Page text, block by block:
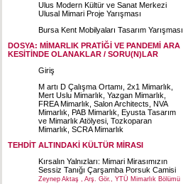
Ulus Modern Kültür ve Sanat Merkezi
Ulusal Mimari Proje Yarışması
Bursa Kent Mobilyaları Tasarım Yarışması
DOSYA: MİMARLIK PRATİĞİ VE PANDEMİ ARA
KESİTİNDE OLANAKLAR / SORU(N)LAR
Giriş
M artı D Çalışma Ortamı, 2x1 Mimarlık,
Mert Uslu Mimarlık, Yazgan Mimarlık,
FREA Mimarlık, Salon Architects, NVA
Mimarlık, PAB Mimarlık, Eyusta Tasarım
ve Mimarlık Atölyesi, Tozkoparan
Mimarlık, SCRA Mimarlık
TEHDİT ALTINDAKİ KÜLTÜR MİRASI
Kırsalın Yalnızları: Mimari Mirasımızın
Sessiz Tanığı Çarşamba Porsuk Camisi
Zeynep Aktaş , Arş. Gör., YTÜ Mimarlık Bölümü